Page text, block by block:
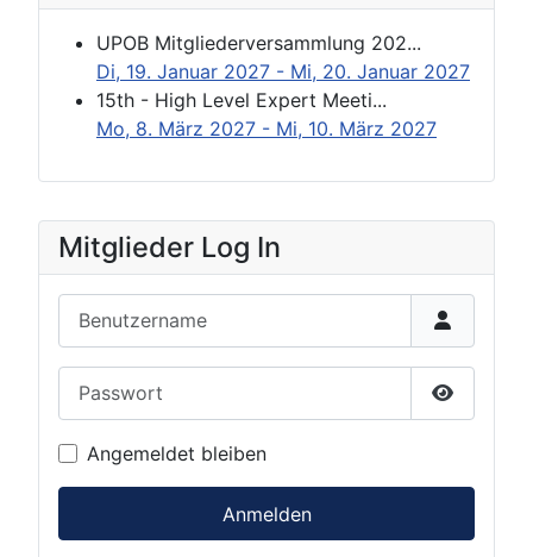
Mitglieder Log In
Passwort
Angemeldet bleiben
Anmelden
UPOB Mitgliederversammlung 202...
Di, 19. Januar 2027 - Mi, 20. Januar 2027
15th - High Level Expert Meeti...
Mo, 8. März 2027 - Mi, 10. März 2027